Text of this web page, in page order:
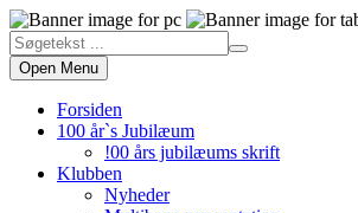
Open Menu
Forsiden
100 år`s Jubilæum
!00 års jubilæums skrift
Klubben
Nyheder